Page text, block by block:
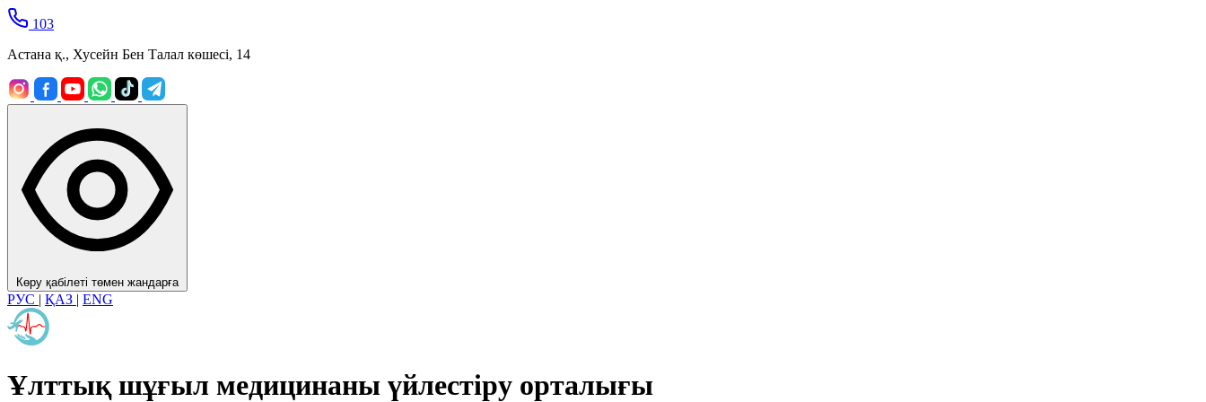
103
Астана қ., Хусейн Бен Талал көшесі, 14
Көру қабілеті төмен жандарға
РУС | ҚАЗ | ENG
Ұлттық шұғыл медицинаны үйлестіру орталығы